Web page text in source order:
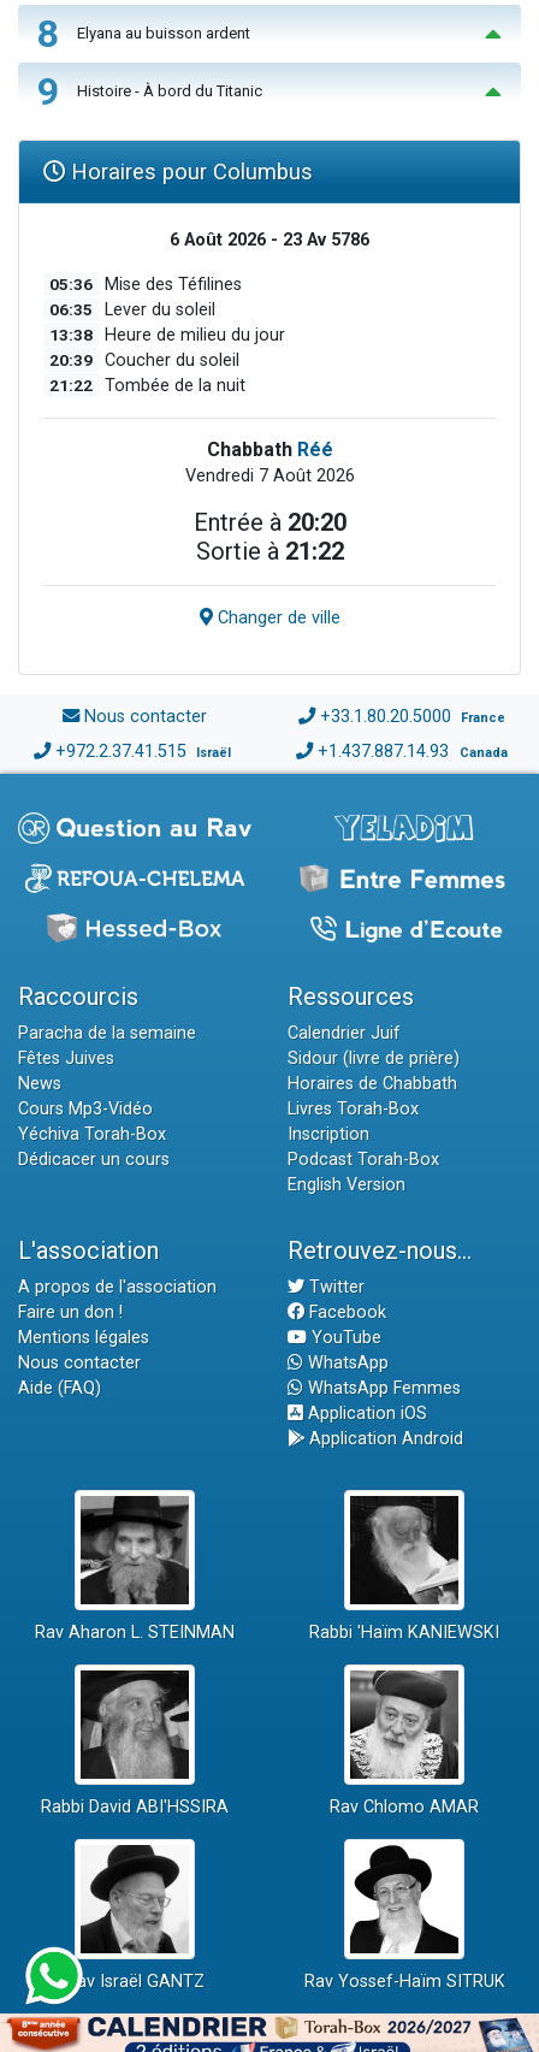
8 Elyana au buisson ardent
9 Histoire - À bord du Titanic
Horaires pour Columbus
6 Août 2026 - 23 Av 5786
05:36 Mise des Téfilines
06:35 Lever du soleil
13:38 Heure de milieu du jour
20:39 Coucher du soleil
21:22 Tombée de la nuit
Chabbath Réé
Vendredi 7 Août 2026
Entrée à 20:20
Sortie à 21:22
Changer de ville
Nous contacter +33.1.80.20.5000 France
+972.2.37.41.515 Israël +1.437.887.14.93 Canada
Raccourcis
Paracha de la semaine
Fêtes Juives
News
Cours Mp3-Vidéo
Yéchiva Torah-Box
Dédicacer un cours
Ressources
Calendrier Juif
Sidour (livre de prière)
Horaires de Chabbath
Livres Torah-Box
Inscription
Podcast Torah-Box
English Version
L'association
A propos de l'association
Faire un don !
Mentions légales
Nous contacter
Aide (FAQ)
Retrouvez-nous...
Twitter
Facebook
YouTube
WhatsApp
WhatsApp Femmes
Application iOS
Application Android
Rav Aharon L. STEINMAN Rabbi 'Haïm KANIEWSKI
Rabbi David ABI'HSSIRA Rav Chlomo AMAR
Rav Israël GANTZ Rav Yossef-Haïm SITRUK